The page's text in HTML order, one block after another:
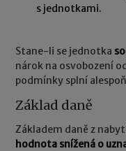
s jednotkami.
Stane-li se jednotka
nárok na osvobození
podmínky splní
Základ daně
Základem daně z
hodnota snížená o